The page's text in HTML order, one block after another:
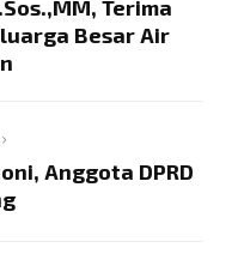
Terima
Besar Air
Anggota DPRD